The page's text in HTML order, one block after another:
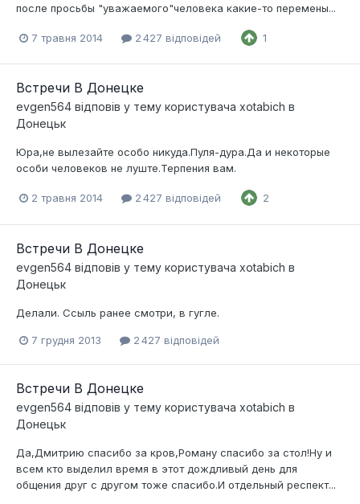
после просьбы "уважаемого"человека какие-то перемены...
7 травня 2014 2 427 відповідей 1
Встречи В Донецке
evgen564 відповів у тему користувача xotabich в
Донецьк
Юра,не вылезайте особо никуда.Пуля-дура.Да и некоторые
особи человеков не луште.Терпения вам.
2 травня 2014 2 427 відповідей 2
Встречи В Донецке
evgen564 відповів у тему користувача xotabich в
Донецьк
Делали. Ссыль ранее смотри, в гугле.
7 грудня 2013 2 427 відповідей
Встречи В Донецке
evgen564 відповів у тему користувача xotabich в
Донецьк
Да,Дмитрию спасибо за кров,Роману спасибо за стол!Ну и
всем кто выделил время в этот дождливый день для
общения друг с другом тоже спасибо.И отдельный респект...